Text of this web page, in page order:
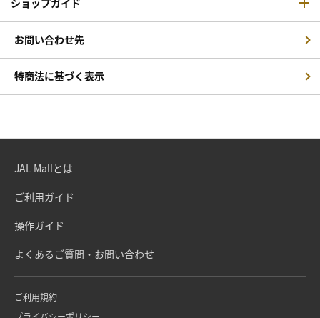
お問い合わせ先
特商法に基づく表示
JAL Mallとは
ご利用ガイド
操作ガイド
よくあるご質問・お問い合わせ
ご利用規約